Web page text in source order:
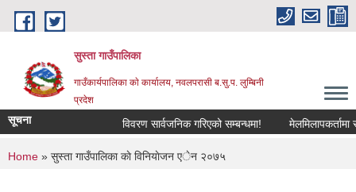
Skip to main content
सुस्ता गाउँपालिका
गाउँकार्यपालिका काे कार्यालय, नवलपरासी ब.सु.प. लुम्बिनी
प्रदेश
सूचना विवरण सार्वजनिक गरिएको सम्बन्धमा! मेलमिलापकर्तामा
You are here
Home » सुस्ता गाउँपालिका काे विनियाेजन एेन २०७५